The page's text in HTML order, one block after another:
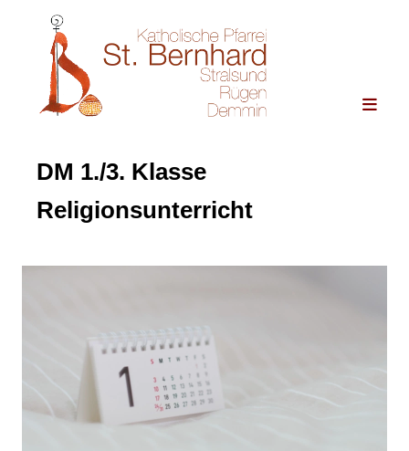
DM 1./3. Klasse
Religionsunterricht